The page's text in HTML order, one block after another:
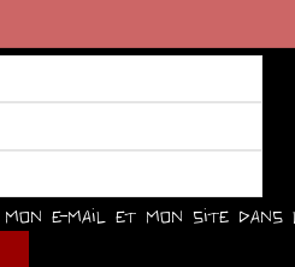
e-mail et mon site